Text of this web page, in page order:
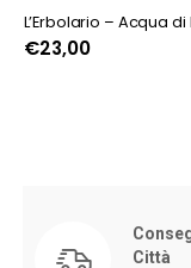
€23,00
Città